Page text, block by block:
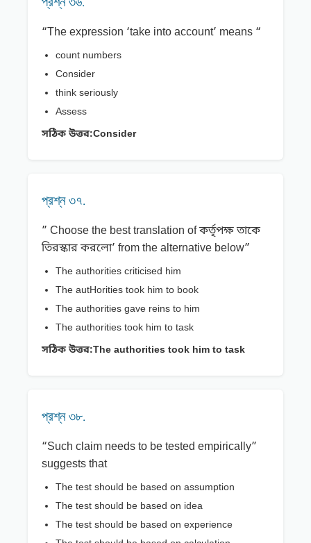
“The expression ‘take into account’ means “
count numbers
Consider
think seriously
Assess
সঠিক উত্তর:Consider
প্রশ্ন ৩৭.
” Choose the best translation of কর্তৃপক্ষ তাকে
তিরস্কার করলাে’ from the alternative below”
The authorities criticised him
The autHorities took him to book
The authorities gave reins to him
The authorities took him to task
সঠিক উত্তর:The authorities took him to task
প্রশ্ন ৩৮.
“Such claim needs to be tested empirically”
suggests that
The test should be based on assumption
The test should be based on idea
The test should be based on experience